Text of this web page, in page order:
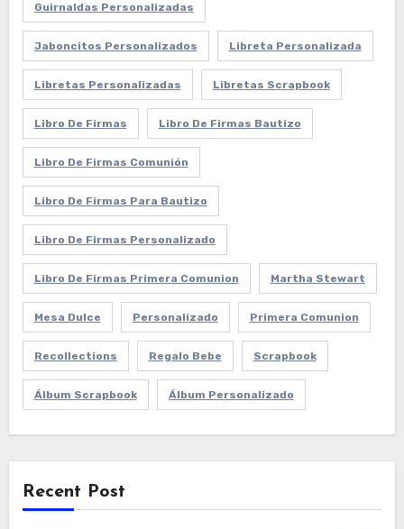
Guirnaldas Personalizadas
Jaboncitos Personalizados Libreta Personalizada
Libretas Personalizadas Libretas Scrapbook
Libro De Firmas Libro De Firmas Bautizo
Libro De Firmas Comunión
Libro De Firmas Para Bautizo
Libro De Firmas Personalizado
Libro De Firmas Primera Comunion Martha Stewart
Mesa Dulce Personalizado Primera Comunion
Recollections Regalo Bebe Scrapbook
Álbum Scrapbook Álbum Personalizado
Recent Post